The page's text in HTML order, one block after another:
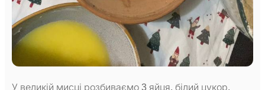
У великій мисці розбиваємо 3 яйця, білий цукор,